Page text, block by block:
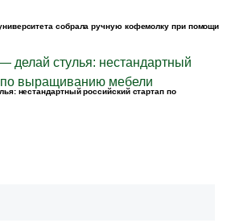
собрала ручную кофемолку при помощи
нестандартный российский стартап по